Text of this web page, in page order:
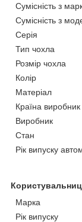
Сумісність з
Сумісність з
Серія
Тип чохла
Розмір чохла
Колір
Матеріал
Країна виробник
Виробник
Стан
Рік випуску
Марка
Рік випуску